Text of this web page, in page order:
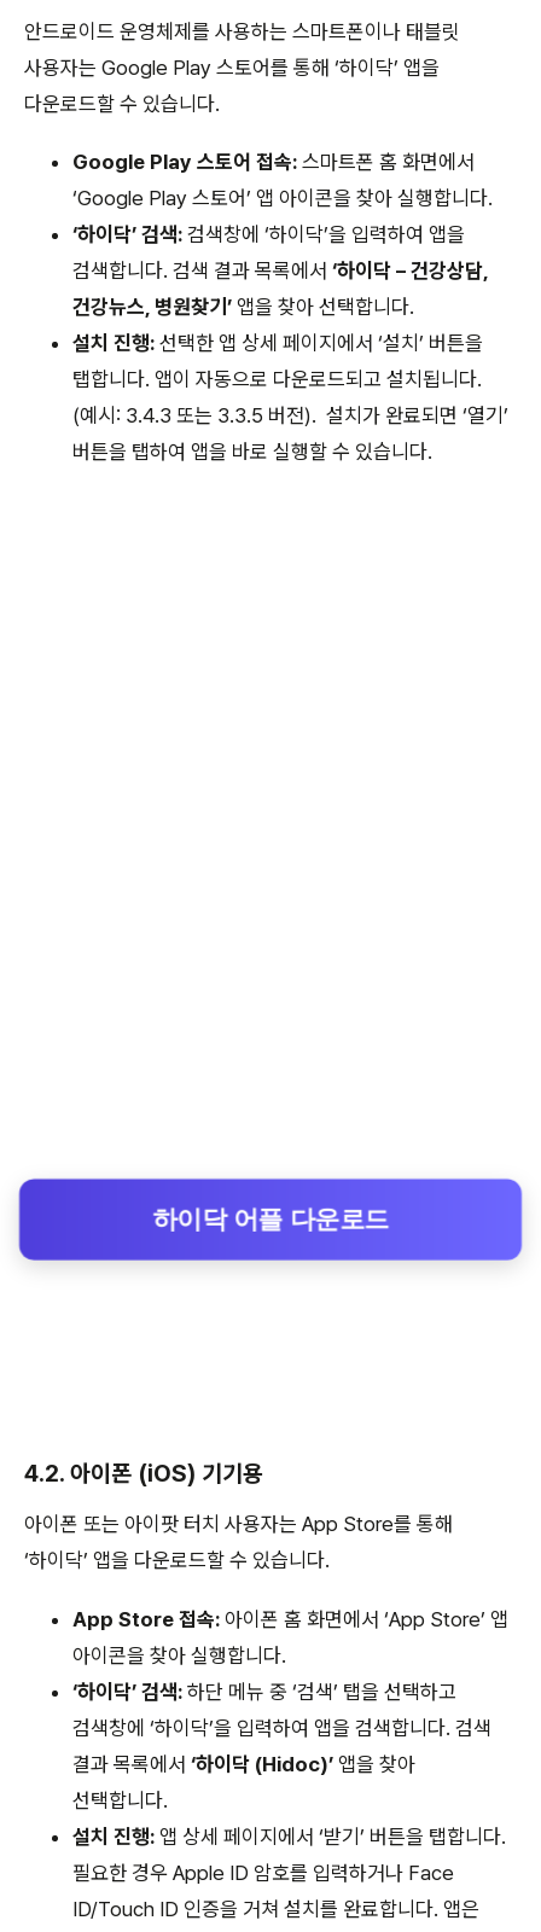
안드로이드 운영체제를 사용하는 스마트폰이나 태블릿
사용자는 Google Play 스토어를 통해 ‘하이닥’ 앱을
다운로드할 수 있습니다.
Google Play 스토어 접속: 스마트폰 홈 화면에서
‘Google Play 스토어’ 앱 아이콘을 찾아 실행합니다.
‘하이닥’ 검색: 검색창에 ‘하이닥’을 입력하여 앱을
검색합니다. 검색 결과 목록에서 ‘하이닥 – 건강상담,
건강뉴스, 병원찾기’ 앱을 찾아 선택합니다.
설치 진행: 선택한 앱 상세 페이지에서 ‘설치’ 버튼을
탭합니다. 앱이 자동으로 다운로드되고 설치됩니다.
(예시: 3.4.3 또는 3.3.5 버전). 설치가 완료되면 ‘열기’
버튼을 탭하여 앱을 바로 실행할 수 있습니다.
하이닥 어플 다운로드
4.2. 아이폰 (iOS) 기기용
아이폰 또는 아이팟 터치 사용자는 App Store를 통해
‘하이닥’ 앱을 다운로드할 수 있습니다.
App Store 접속: 아이폰 홈 화면에서 ‘App Store’ 앱
아이콘을 찾아 실행합니다.
‘하이닥’ 검색: 하단 메뉴 중 ‘검색’ 탭을 선택하고
검색창에 ‘하이닥’을 입력하여 앱을 검색합니다. 검색
결과 목록에서 ‘하이닥 (Hidoc)’ 앱을 찾아
선택합니다.
설치 진행: 앱 상세 페이지에서 ‘받기’ 버튼을 탭합니다.
필요한 경우 Apple ID 암호를 입력하거나 Face
ID/Touch ID 인증을 거쳐 설치를 완료합니다. 앱은